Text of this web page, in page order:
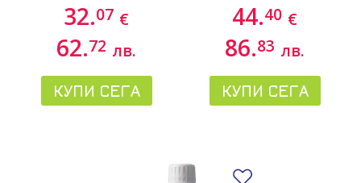
манука 500 M.E.D,
20 ml
32.07 €
62.72 лв.
КУПИ СЕГА
, 500 ml
44.40 €
86.83 лв.
КУПИ СЕГА